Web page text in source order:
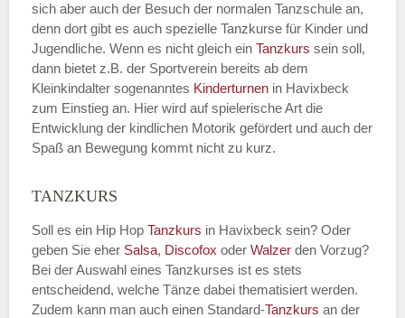
Name der Tanzschule
Kontakt E-Mail
Name des Tanzkurs*
sich aber auch der Besuch der normalen Tanzschule an,
denn dort gibt es auch spezielle Tanzkurse für Kinder und
Jugendliche. Wenn es nicht gleich ein Tanzkurs sein soll,
dann bietet z.B. der Sportverein bereits ab dem
Kleinkindalter sogenanntes Kinderturnen in Havixbeck
zum Einstieg an. Hier wird auf spielerische Art die
Entwicklung der kindlichen Motorik gefördert und auch der
Spaß an Bewegung kommt nicht zu kurz.
TANZKURS
Soll es ein Hip Hop Tanzkurs in Havixbeck sein? Oder
geben Sie eher Salsa, Discofox oder Walzer den Vorzug?
Bei der Auswahl eines Tanzkurses ist es stets
entscheidend, welche Tänze dabei thematisiert werden.
Zudem kann man auch einen Standard-Tanzkurs an der